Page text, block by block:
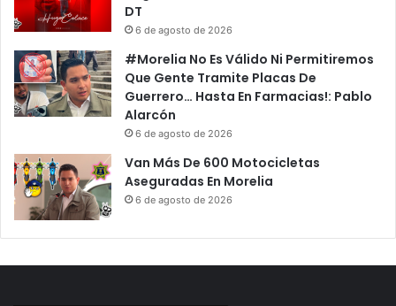
DT
6 de agosto de 2026
#Morelia No Es Válido Ni Permitiremos
Que Gente Tramite Placas De
Guerrero… Hasta En Farmacias!: Pablo
Alarcón
6 de agosto de 2026
Van Más De 600 Motocicletas
Aseguradas En Morelia
6 de agosto de 2026